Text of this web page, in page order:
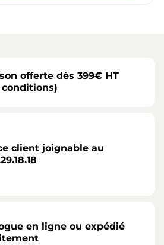
offerte dès 399€ HT
conditions)
client joignable au
en ligne ou expédié